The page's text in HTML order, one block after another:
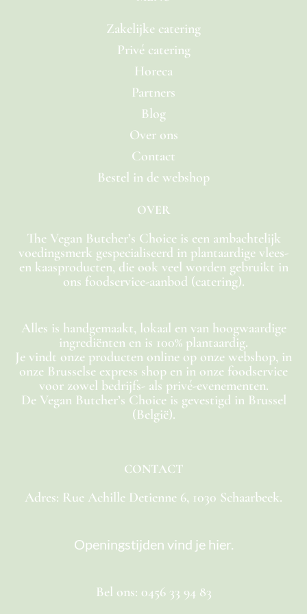
Zakelijke catering
Privé catering
Horeca
Partners
Blog
Over ons
Contact
Bestel in de webshop
OVER
The Vegan Butcher’s Choice is een ambachtelijk
voedingsmerk gespecialiseerd in plantaardige vlees-
en kaasproducten, die ook veel worden gebruikt in
ons foodservice-aanbod (catering).
Alles is handgemaakt, lokaal en van hoogwaardige
ingrediënten en is 100% plantaardig.
Je vindt onze producten online op onze webshop, in
onze Brusselse express shop en in onze foodservice
voor zowel bedrijfs- als privé-evenementen.
De Vegan Butcher’s Choice is gevestigd in Brussel
(België).
CONTACT
Adres: Rue Achille Detienne 6, 1030 Schaarbeek.
Openingstijden vind je hier.
Bel ons: 0456 33 94 83